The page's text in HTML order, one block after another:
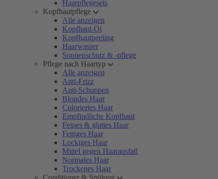
Haarpflegesets
Kopfhautpflege
Alle anzeigen
Kopfhaut-Öl
Kopfhautpeeling
Haarwasser
Sonnenschutz & -pflege
Pflege nach Haartyp
Alle anzeigen
Anti-Frizz
Anti-Schuppen
Blondes Haar
Coloriertes Haar
Empfindliche Kopfhaut
Feines & glattes Haar
Fettiges Haar
Lockiges Haar
Mittel gegen Haarausfall
Normales Haar
Trockenes Haar
Conditioner & Spülung